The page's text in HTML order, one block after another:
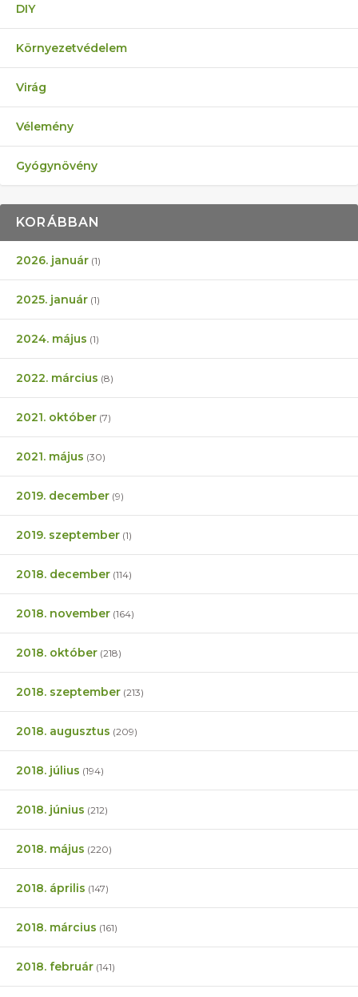
DIY
Környezetvédelem
Virág
Vélemény
Gyógynövény
KORÁBBAN
2026. január (1)
2025. január (1)
2024. május (1)
2022. március (8)
2021. október (7)
2021. május (30)
2019. december (9)
2019. szeptember (1)
2018. december (114)
2018. november (164)
2018. október (218)
2018. szeptember (213)
2018. augusztus (209)
2018. július (194)
2018. június (212)
2018. május (220)
2018. április (147)
2018. március (161)
2018. február (141)